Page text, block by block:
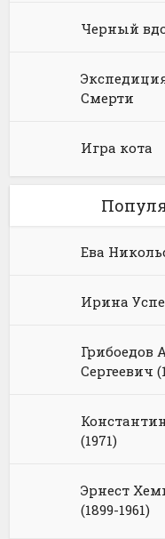
Черный
Смерти
Игра кота
Ева
Ирина
Грибоедов
Сергеевич
(1971)
Эрнест
(1899-1961)